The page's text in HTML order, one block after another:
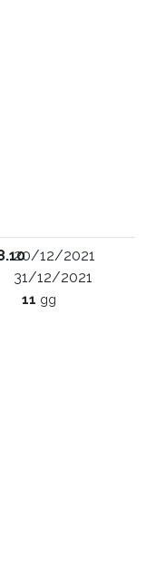
20/12/2021
31/12/2021
11 gg